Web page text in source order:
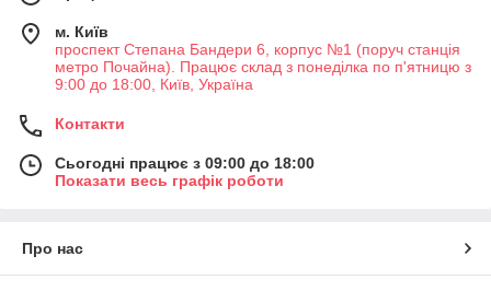
м. Київ
проспект Степана Бандери 6, корпус №1 (поруч станція
метро Почайна). Працює склад з понеділка по п'ятницю з
9:00 до 18:00, Київ, Україна
Контакти
Сьогодні працює з 09:00 до 18:00
Показати весь графік роботи
Про нас